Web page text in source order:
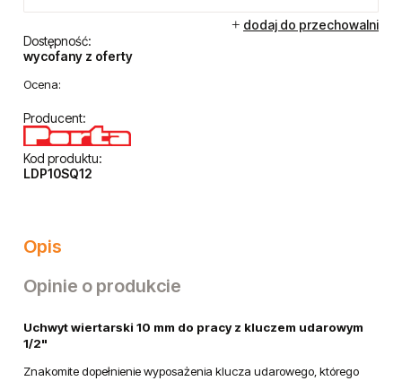
dodaj do przechowalni
Dostępność:
wycofany z oferty
Ocena:
Producent:
Kod produktu:
LDP10SQ12
Opis
Opinie o produkcie
Uchwyt wiertarski 10 mm do pracy z kluczem udarowym
1/2"
Znakomite dopełnienie wyposażenia klucza udarowego, którego